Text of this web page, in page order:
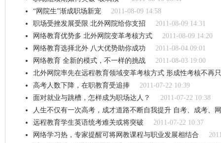
“网院生”渐成职场新宠
2011-08-09 14:58
职场受挫发展受限 北外网院给你支招
2011-08-09 14:31
网络教育优势多 北外网院变革考核方式
2011-08-09 14:20
网络教育选择北外 八大优势助你成功
2011-08-04 09:01
网络教育 全新的模式，不一样的挑战
2011-08-03 19:00
北外网院率先在远程教育领域变革考核方式 形成性考核不再
高考人数下降，在职教育受追捧
2011-07-22 10:39
面对就业与跳槽，怎样成为职场达人？
2011-07-22 10:38
人生不仅有一次高考，成才道路不断自我提升 自考、成考、
远程教育学生英语统考难关或将突破
2011-07-22 10:37
网络学习热，专家提醒可将网教课程与职业发展相结合